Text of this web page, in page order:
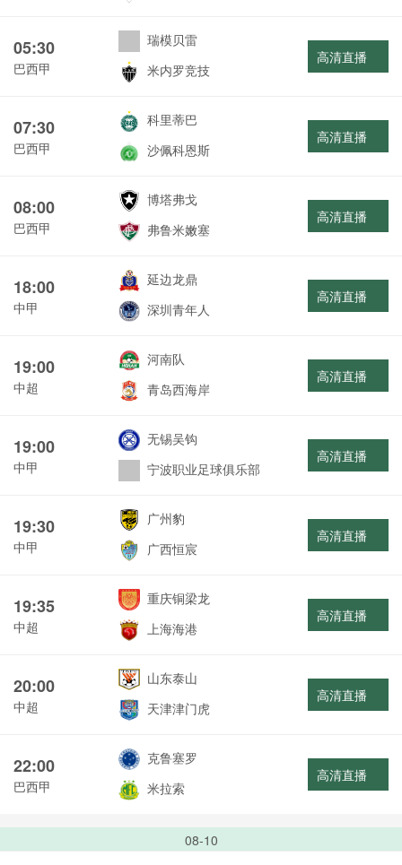
05:30
巴西甲
瑞模贝雷
米内罗竞技
高清直播
07:30
巴西甲
科里蒂巴
沙佩科恩斯
高清直播
08:00
巴西甲
博塔弗戈
弗鲁米嫩塞
高清直播
18:00
中甲
延边龙鼎
深圳青年人
高清直播
19:00
中超
河南队
青岛西海岸
高清直播
19:00
中甲
无锡吴钩
宁波职业足球俱乐部
高清直播
19:30
中甲
广州豹
广西恒宸
高清直播
19:35
中超
重庆铜梁龙
上海海港
高清直播
20:00
中超
山东泰山
天津津门虎
高清直播
22:00
巴西甲
克鲁塞罗
米拉索
高清直播
08-10